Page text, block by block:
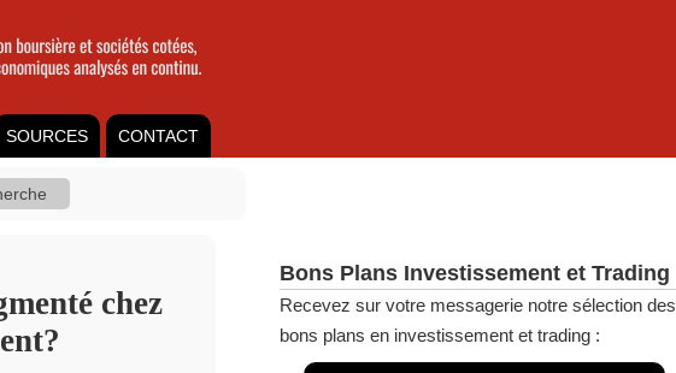
SOURCES CONTACT
chez
Bons Plans Investissement et Trading
Recevez sur votre messagerie notre sélection des
bons plans en investissement et trading :